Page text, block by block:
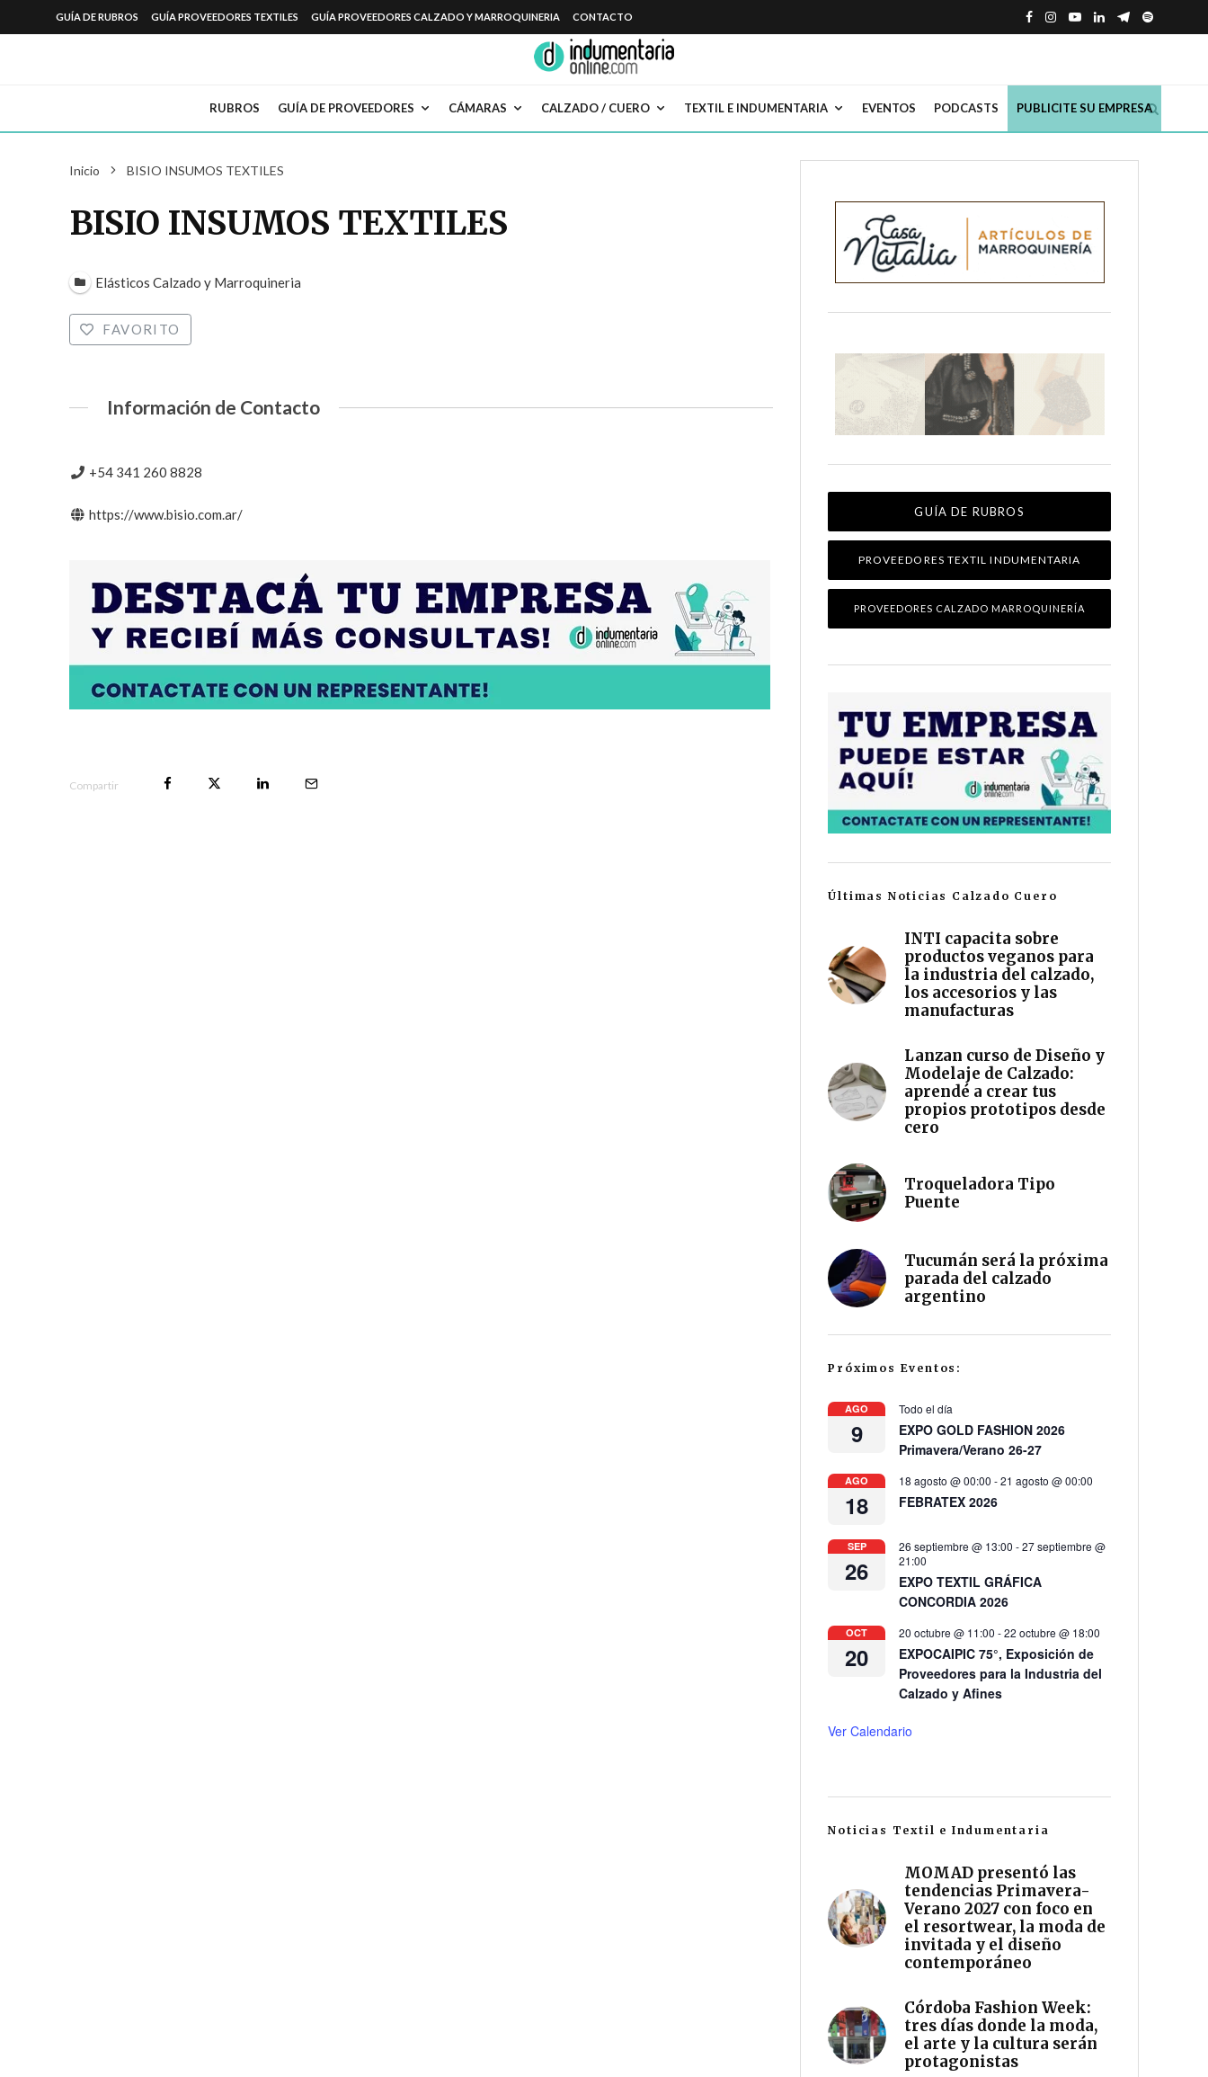
GUÍA DE RUBROS GUÍA PROVEEDORES TEXTILES GUÍA PROVEEDORES CALZADO Y MARROQUINERIA CONTACTO
RUBROS GUÍA DE PROVEEDORES CÁMARAS CALZADO / CUERO TEXTIL E INDUMENTARIA EVENTOS PODCASTS PUBLICITE SU EMPRESA
Inicio BISIO INSUMOS TEXTILES
BISIO INSUMOS TEXTILES
Elásticos Calzado y Marroquineria
FAVORITO
Información de Contacto
+54 341 260 8828
https://www.bisio.com.ar/
Compartir
GUÍA DE RUBROS
PROVEEDORES TEXTIL INDUMENTARIA
PROVEEDORES CALZADO MARROQUINERÍA
Últimas Noticias Calzado Cuero
INTI capacita sobre
productos veganos para
la industria del calzado,
los accesorios y las
manufacturas
Lanzan curso de Diseño y
Modelaje de Calzado:
aprendé a crear tus
propios prototipos desde
cero
Troqueladora Tipo
Puente
Tucumán será la próxima
parada del calzado
argentino
Próximos Eventos:
AGO
9
Todo el día
EXPO GOLD FASHION 2026
Primavera/Verano 26-27
AGO
18
18 agosto @ 00:00 -21 agosto @ 00:00
FEBRATEX 2026
SEP
26
26 septiembre @ 13:00 -27 septiembre @
21:00
EXPO TEXTIL GRÁFICA
CONCORDIA 2026
OCT
20
20 octubre @ 11:00 -22 octubre @ 18:00
EXPOCAIPIC 75°, Exposición de
Proveedores para la Industria del
Calzado y Afines
Ver Calendario
Noticias Textil e Indumentaria
MOMAD presentó las
tendencias Primavera-
Verano 2027 con foco en
el resortwear, la moda de
invitada y el diseño
contemporáneo
Córdoba Fashion Week:
tres días donde la moda,
el arte y la cultura serán
protagonistas